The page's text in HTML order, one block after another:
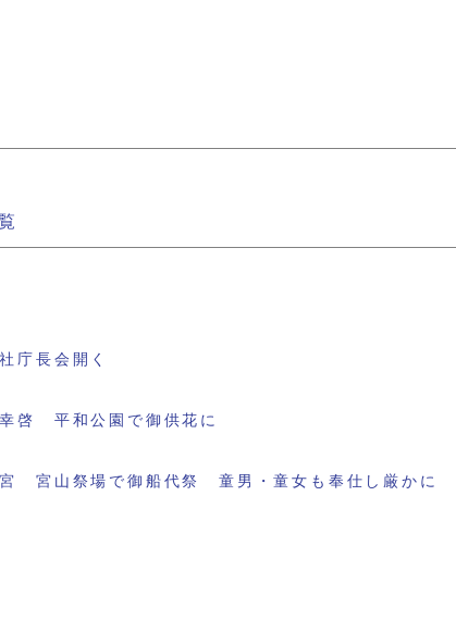
庁長会開く
啓 平和公園で御供花に
宮山祭場で御船代祭 童男・童女も奉仕し厳かに